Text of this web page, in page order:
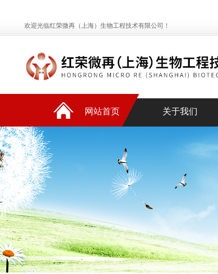
欢迎光临红荣微再（上海）生物工程技术有限公司！
网站首页 关于我们